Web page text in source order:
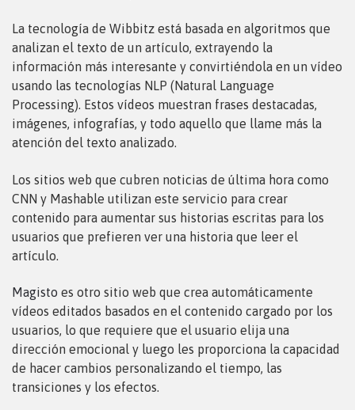
La tecnología de Wibbitz está basada en algoritmos que
analizan el texto de un artículo, extrayendo la
información más interesante y convirtiéndola en un vídeo
usando las tecnologías NLP (Natural Language
Processing). Estos vídeos muestran frases destacadas,
imágenes, infografías, y todo aquello que llame más la
atención del texto analizado.
Los sitios web que cubren noticias de última hora como
CNN y Mashable utilizan este servicio para crear
contenido para aumentar sus historias escritas para los
usuarios que prefieren ver una historia que leer el
artículo.
Magisto es otro sitio web que crea automáticamente
vídeos editados basados en el contenido cargado por los
usuarios, lo que requiere que el usuario elija una
dirección emocional y luego les proporciona la capacidad
de hacer cambios personalizando el tiempo, las
transiciones y los efectos.